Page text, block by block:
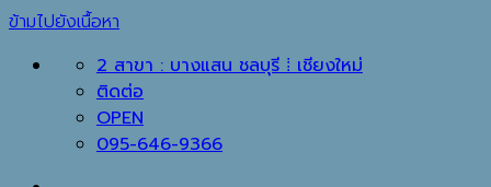
ข้ามไปยังเนื้อหา
2 สาขา : บางแสน ชลบุรี ⁞ เชียงใหม่
ติดต่อ
OPEN
095-646-9366